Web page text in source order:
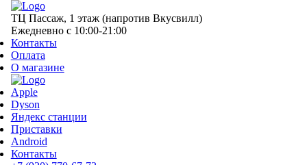
ТЦ Пассаж, 1 этаж (напротив Вкусвилл)
Ежедневно с 10:00-21:00
Контакты
Оплата
О магазине
Apple
Dyson
Яндекс станции
Приставки
Android
Контакты